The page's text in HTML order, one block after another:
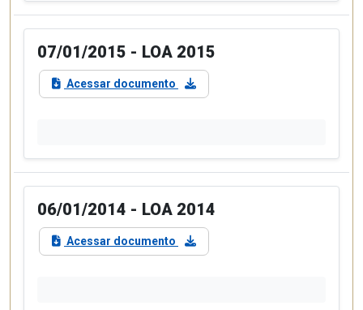
07/01/2015 - LOA 2015
Acessar documento
06/01/2014 - LOA 2014
Acessar documento